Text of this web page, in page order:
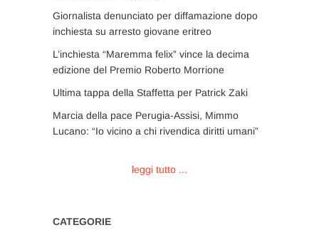
Giornalista denunciato per diffamazione dopo
inchiesta su arresto giovane eritreo
L’inchiesta “Maremma felix” vince la decima
edizione del Premio Roberto Morrione
Ultima tappa della Staffetta per Patrick Zaki
Marcia della pace Perugia-Assisi, Mimmo
Lucano: “Io vicino a chi rivendica diritti umani”
leggi tutto ...
CATEGORIE